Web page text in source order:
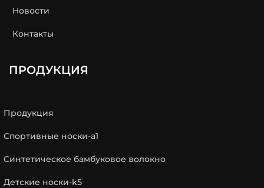
Новости
Контакты
ПРОДУКЦИЯ
Продукция
Спортивные носки-a1
Синтетическое бамбуковое волокно
Детские носки-k5